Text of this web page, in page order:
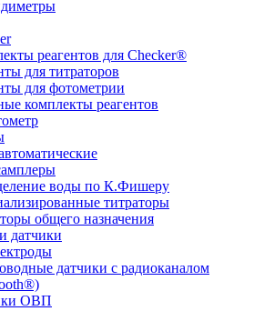
реагентов для Checker®
для титраторов
для фотометрии
комплекты реагентов
воды по К.Фишеру
титраторы
общего назначения
датчики
датчики с радиоканалом
ОВП